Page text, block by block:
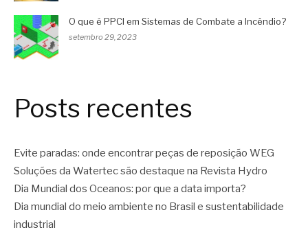
O que é PPCI em Sistemas de Combate a Incêndio?
setembro 29, 2023
Posts recentes
Evite paradas: onde encontrar peças de reposição WEG
Soluções da Watertec são destaque na Revista Hydro
Dia Mundial dos Oceanos: por que a data importa?
Dia mundial do meio ambiente no Brasil e sustentabilidade
industrial